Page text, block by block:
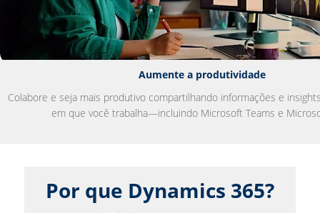
Aumente a produtividade
Colabore e seja mais produtivo compartilhando informações e
em que você trabalha—incluindo Microsoft Teams e
Por que Dynamics 365?